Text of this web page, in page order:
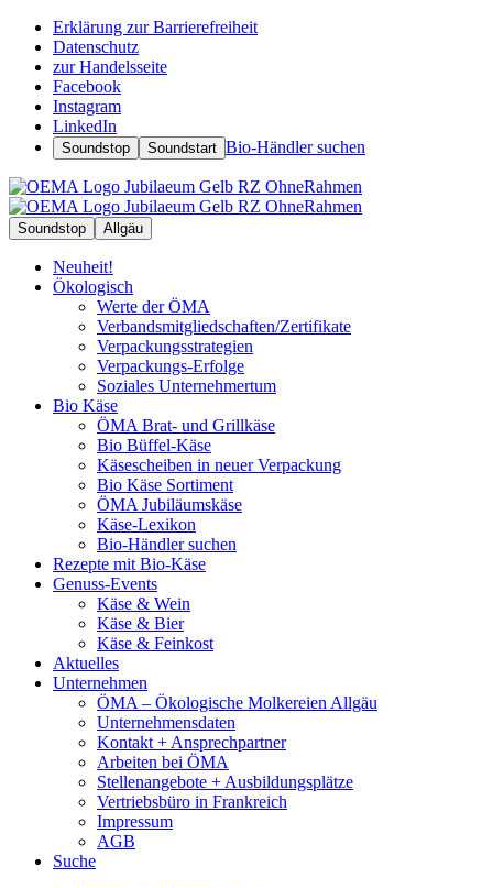
Erklärung zur Barrierefreiheit
Datenschutz
zur Handelsseite
Facebook
Instagram
LinkedIn
Soundstop Soundstart Bio-Händler suchen
Soundstop Allgäu
Neuheit!
Ökologisch
Werte der ÖMA
Verbandsmitgliedschaften/Zertifikate
Verpackungsstrategien
Verpackungs-Erfolge
Soziales Unternehmertum
Bio Käse
ÖMA Brat- und Grillkäse
Bio Büffel-Käse
Käsescheiben in neuer Verpackung
Bio Käse Sortiment
ÖMA Jubiläumskäse
Käse-Lexikon
Bio-Händler suchen
Rezepte mit Bio-Käse
Genuss-Events
Käse & Wein
Käse & Bier
Käse & Feinkost
Aktuelles
Unternehmen
ÖMA – Ökologische Molkereien Allgäu
Unternehmensdaten
Kontakt + Ansprechpartner
Arbeiten bei ÖMA
Stellenangebote + Ausbildungsplätze
Vertriebsbüro in Frankreich
Impressum
AGB
Suche